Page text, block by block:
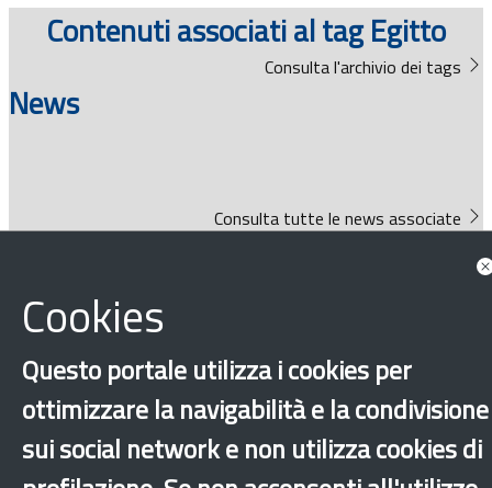
Documenti
Contenuti associati al tag Egitto
Consulta l'archivio dei tags
News
Consulta tutte le news associate
Approfondimenti
Documenti
Cookies
Questo portale utilizza i cookies per
ottimizzare la navigabilità e la condivisione
sui social network e non utilizza cookies di